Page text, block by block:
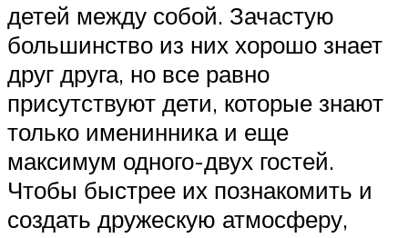
детей между собой. Зачастую
большинство из них хорошо знает
друг друга, но все равно
присутствуют дети, которые знают
только именинника и еще
максимум одного-двух гостей.
Чтобы быстрее их познакомить и
создать дружескую атмосферу,